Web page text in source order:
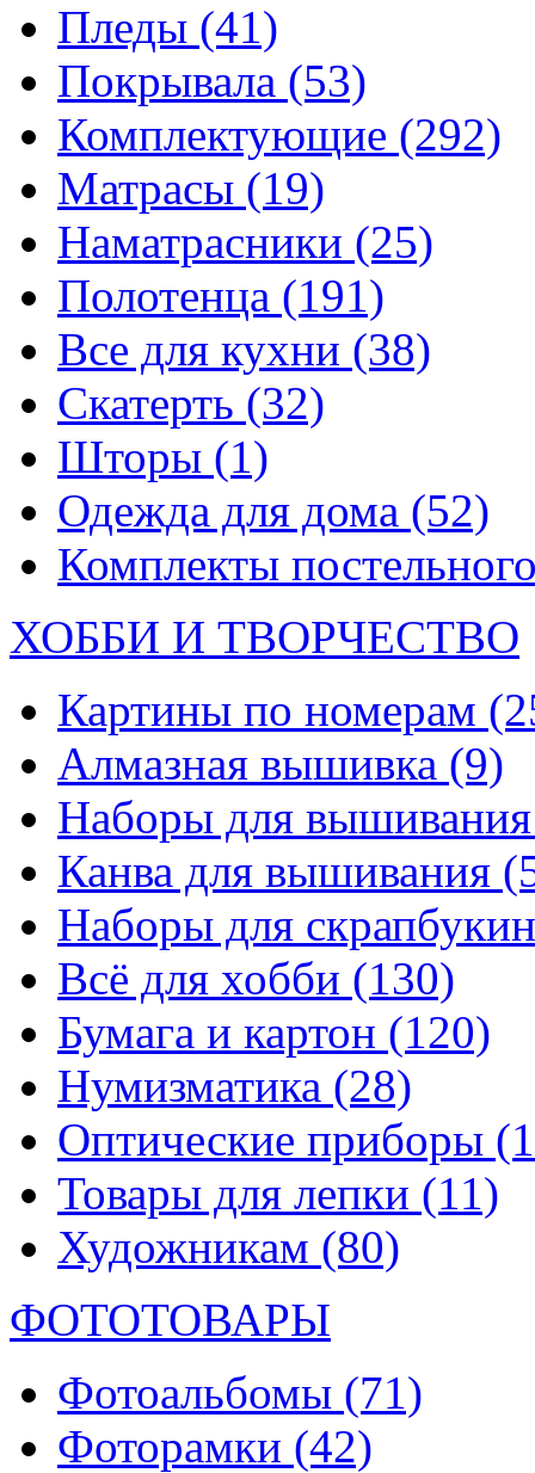
Пледы (41)
Покрывала (53)
Комплектующие (292)
Матрасы (19)
Наматрасники (25)
Полотенца (191)
Все для кухни (38)
Скатерть (32)
Шторы (1)
Одежда для дома (52)
Комплекты
ХОББИ И ТВОРЧЕСТВО
Картины по номерам
Алмазная вышивка (9)
Наборы для
Канва для вышивания
Наборы для
Всё для хобби (130)
Бумага и картон (120)
Нумизматика (28)
Оптические приборы
Товары для лепки (11)
Художникам (80)
ФОТОТОВАРЫ
Фотоальбомы (71)
Фоторамки (42)